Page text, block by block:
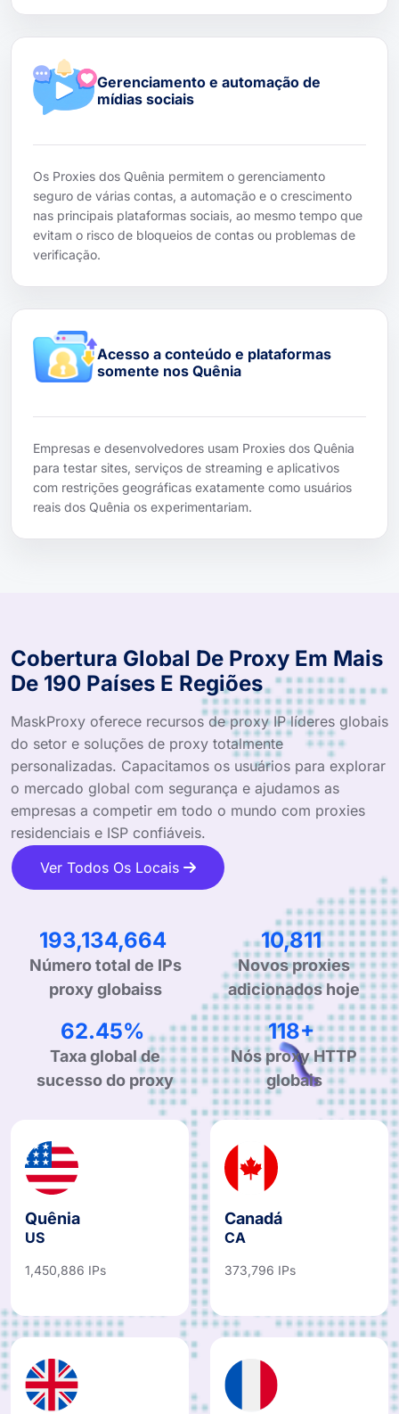
Gerenciamento e automação de
mídias sociais
Os Proxies dos Quênia permitem o gerenciamento
seguro de várias contas, a automação e o crescimento
nas principais plataformas sociais, ao mesmo tempo que
evitam o risco de bloqueios de contas ou problemas de
verificação.
Acesso a conteúdo e plataformas
somente nos Quênia
Empresas e desenvolvedores usam Proxies dos Quênia
para testar sites, serviços de streaming e aplicativos
com restrições geográficas exatamente como usuários
reais dos Quênia os experimentariam.
Cobertura Global De Proxy Em Mais
De 190 Países E Regiões
MaskProxy oferece recursos de proxy IP líderes globais
do setor e soluções de proxy totalmente
personalizadas. Capacitamos os usuários para explorar
o mercado global com segurança e ajudamos as
empresas a competir em todo o mundo com proxies
residenciais e ISP confiáveis.
Ver Todos Os Locais
306,702,054
Número total de IPs
proxy globaiss
17,295
Novos proxies
adicionados hoje
99.90%
Taxa global de
sucesso do proxy
190+
Nós proxy HTTP
globais
Quênia
US
1,450,886 IPs
Canadá
CA
373,796 IPs